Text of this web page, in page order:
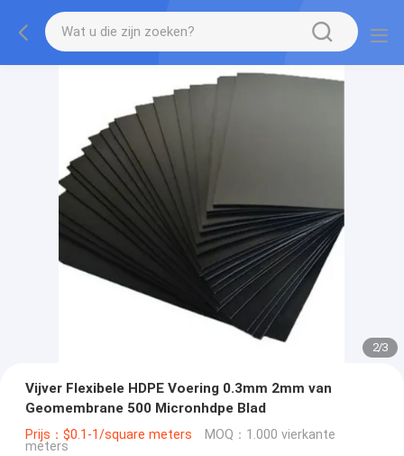
2/3
Vijver Flexibele HDPE Voering 0.3mm 2mm van
Geomembrane 500 Micronhdpe Blad
Prijs：$0.1-1/square meters MOQ：1.000 vierkante
meters